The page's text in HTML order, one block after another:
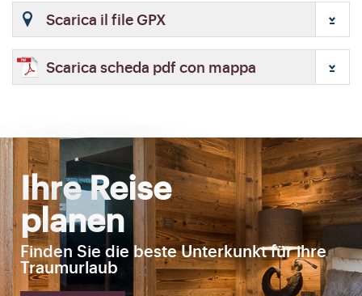
Scarica il file GPX
Scarica scheda pdf con mappa
Ihre Reise
planen
Finden Sie die beste Unterkunkt für ihre
Traumurlaub